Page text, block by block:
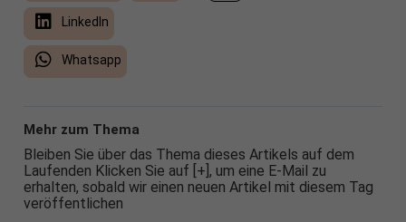
LinkedIn
Whatsapp
Mehr zum Thema
Bleiben Sie über das Thema dieses Artikels auf dem
Laufenden Klicken Sie auf [+], um eine E-Mail zu
erhalten, sobald wir einen neuen Artikel mit diesem Tag
veröffentlichen